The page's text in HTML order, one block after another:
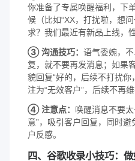
你准备了专属唤醒福利，下
候（比如“XX，打扰啦，想
求？我们最近有新品上线，
③ 沟通技巧： 语气委婉，
复，就不要再发消息；如果
貌回复“好的，后续不打扰
注为“无效客户”，后续不再维
④ 注意点： 唤醒消息不要
意”，吸引客户回复，同时
户反感。
四、谷歌收录小技巧：